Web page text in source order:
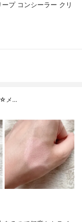
プ コンシーラー クリ
☆メ…